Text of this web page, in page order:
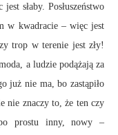
jest słaby. Posłuszeństwo
w kwadracie – więc jest
trop w terenie jest zły!
a ludzie podążają za
już nie ma, bo zastąpiło
nie znaczy to, że ten czy
prostu inny, nowy –